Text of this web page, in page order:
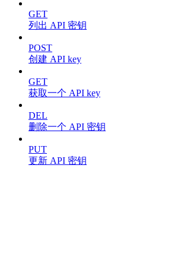
GET
列出 API 密钥
POST
创建 API key
GET
获取一个 API key
DEL
删除一个 API 密钥
PUT
更新 API 密钥